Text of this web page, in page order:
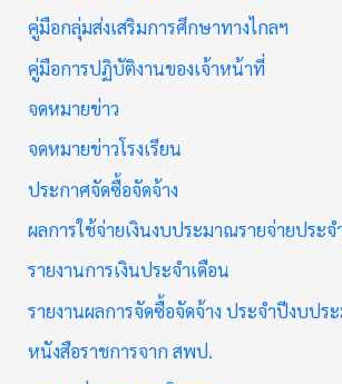
คู่มือกลุ่มส่งเสริมการศึกษาทางไกลฯ
คู่มือการปฏิบัติงานของเจ้าหน้าที่
จดหมายข่าว
จดหมายข่าวโรงเรียน
ประกาศจัดซื้อจัดจ้าง
ผลการใช้จ่ายเงินงบประมาณรายจ่ายประจ
รายงานการเงินประจำเดือน
รายงานผลการจัดซื้อจัดจ้าง ประจำปีงบปร
หนังสือราชการจาก สพป.